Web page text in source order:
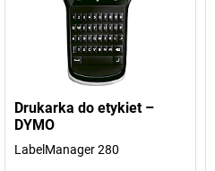
Drukarka do etykiet –
DYMO
LabelManager 280